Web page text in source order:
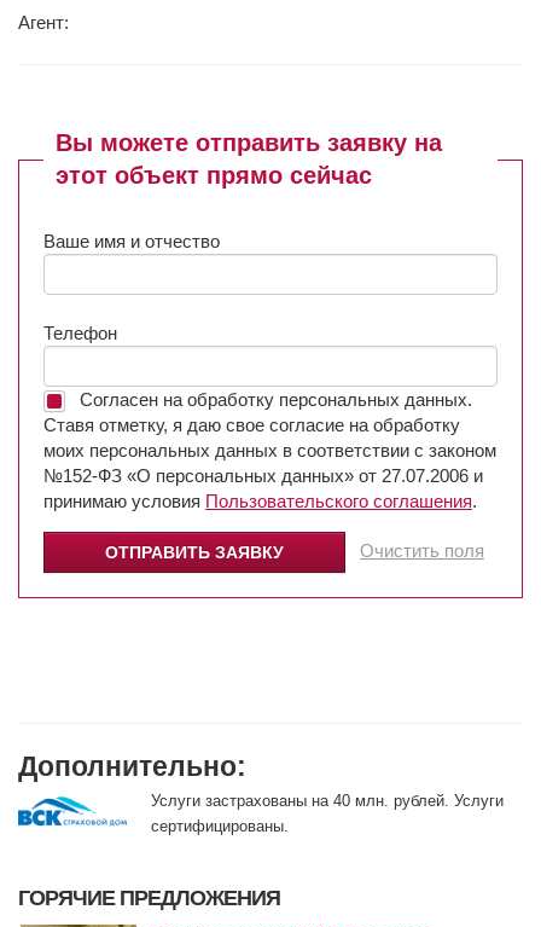
Агент:
Вы можете отправить заявку на
этот объект прямо сейчас
Ваше имя и отчество
Телефон
Согласен на обработку персональных данных.
Ставя отметку, я даю свое согласие на обработку
моих персональных данных в соответствии с законом
№152-ФЗ «О персональных данных» от 27.07.2006 и
принимаю условия Пользовательского соглашения.
Очистить поля
Дополнительно:
Услуги застрахованы на 40 млн. рублей. Услуги
сертифицированы.
ГОРЯЧИЕ ПРЕДЛОЖЕНИЯ